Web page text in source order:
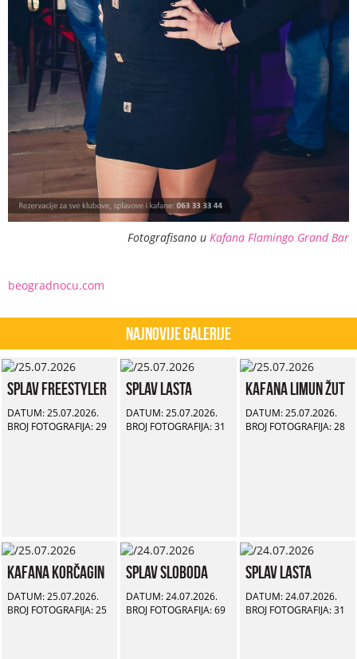
Fotografisano u Kafana Flamingo Grand Bar
beogradnocu.com
Najnovije Galerije
Splav Freestyler
DATUM: 25.07.2026.
BROJ FOTOGRAFIJA: 29
Splav Lasta
DATUM: 25.07.2026.
BROJ FOTOGRAFIJA: 31
Kafana Limun Žut
DATUM: 25.07.2026.
BROJ FOTOGRAFIJA: 28
Kafana Korčagin
DATUM: 25.07.2026.
BROJ FOTOGRAFIJA: 25
Splav Sloboda
DATUM: 24.07.2026.
BROJ FOTOGRAFIJA: 69
Splav Lasta
DATUM: 24.07.2026.
BROJ FOTOGRAFIJA: 31